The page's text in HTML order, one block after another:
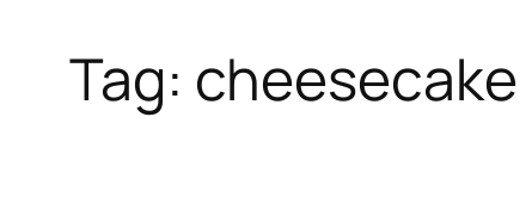
Tag: cheesecake